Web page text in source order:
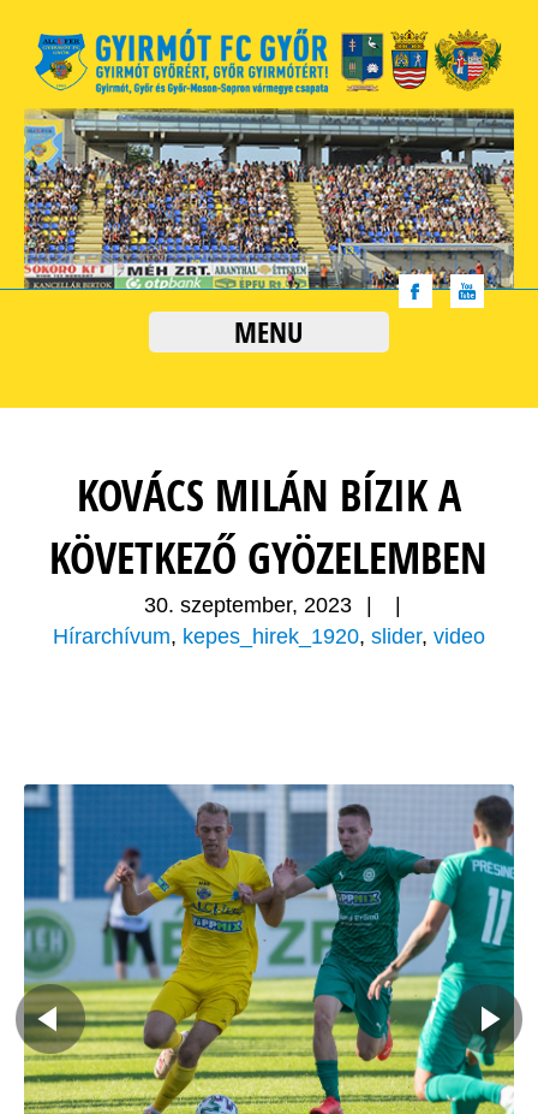
MENU
KOVÁCS MILÁN BÍZIK A
KÖVETKEZŐ GYÖZELEMBEN
30. szeptember, 2023
Hírarchívum, kepes_hirek_1920, slider, video